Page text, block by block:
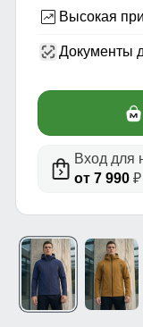
Высокая
Документы
Вход для
от 7 990₽